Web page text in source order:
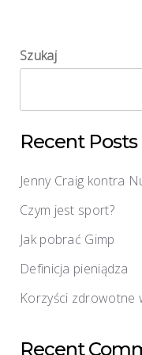
Szukaj
Recent Posts
Jenny Craig kontra
Czym jest sport?
Jak pobrać Gimp
Definicja pieniądza
Korzyści zdrowotne
Recent